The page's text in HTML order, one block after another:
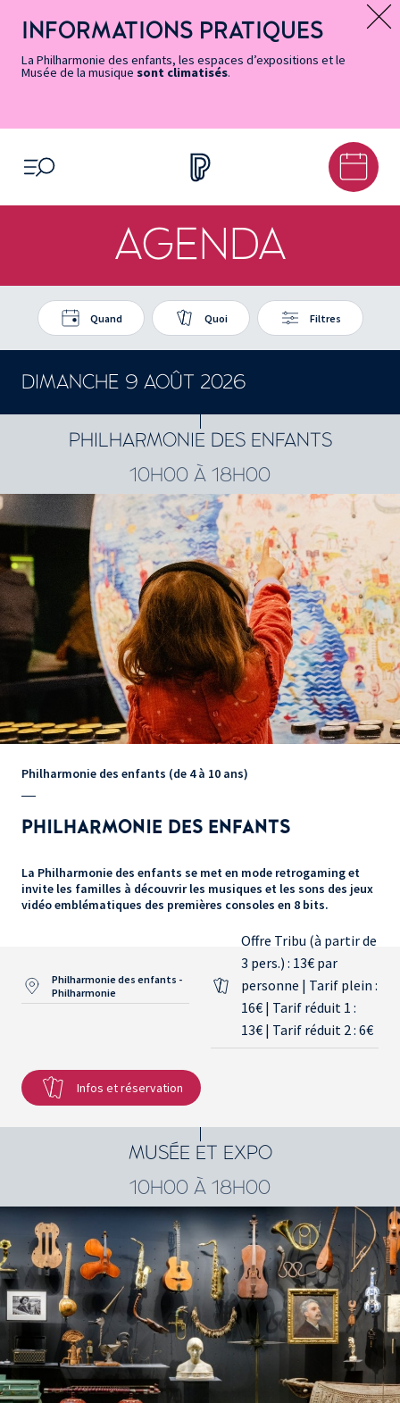
page
Accessibilité
accès
rapides
principal
contenu
principal
page
Message d’information
INFORMATIONS PRATIQUES
La Philharmonie des enfants, les espaces d’expositions et le
Musée de la musique sont climatisés.
OUVRIR LE MENU
AGENDA
DIMANCHE 9 AOÛT 2026
Quand Quoi Filtres
4820 résultatsPHILHARMONIE DES ENFANTS
10H00 À 18H00
Philharmonie des enfants (de 4 à 10 ans)
PHILHARMONIE DES ENFANTS
La Philharmonie des enfants se met en mode retrogaming et
invite les familles à découvrir les musiques et les sons des jeux
vidéo emblématiques des premières consoles en 8 bits.
Philharmonie des enfants -
Philharmonie
Offre Tribu (à partir de
3 pers.) : 13€ par
personne | Tarif plein :
16€ | Tarif réduit 1 :
13€ | Tarif réduit 2 : 6€
Infos et réservation
MUSÉE ET EXPO
10H00 À 18H00